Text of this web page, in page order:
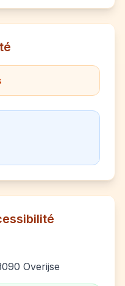
Overijse